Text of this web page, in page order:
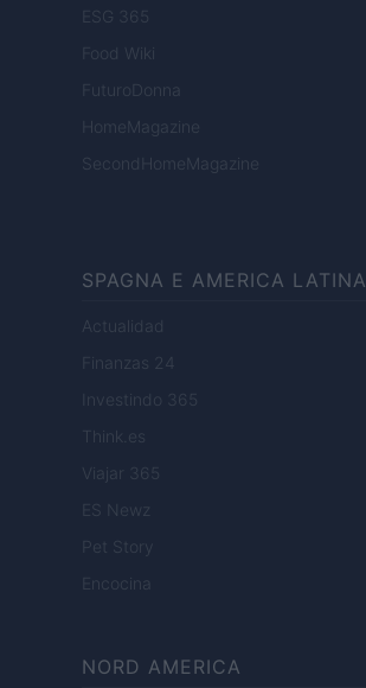
ESG 365
Food Wiki
FuturoDonna
HomeMagazine
SecondHomeMagazine
SPAGNA E AMERICA LATINA
Actualidad
Finanzas 24
Investindo 365
Think.es
Viajar 365
ES Newz
Pet Story
Encocina
NORD AMERICA